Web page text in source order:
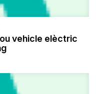
vehicle elèctric